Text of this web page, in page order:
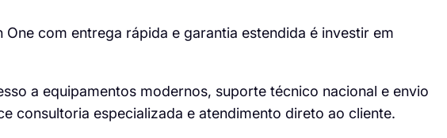
com entrega rápida e garantia estendida é investir em
a equipamentos modernos, suporte técnico nacional e envio
consultoria especializada e atendimento direto ao cliente.